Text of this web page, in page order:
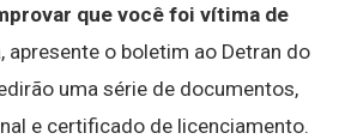
que você foi vítima de
apresente o boletim ao Detran do
uma série de documentos,
e certificado de licenciamento.